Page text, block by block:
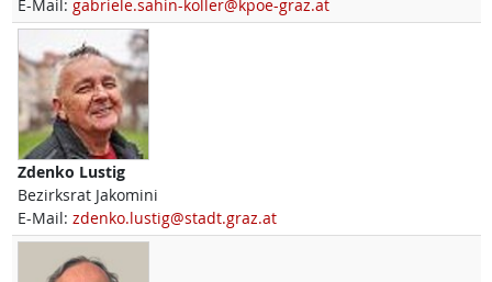
E-Mail: gabriele.sahin-koller@kpoe-graz.at
Zdenko Lustig
Bezirksrat Jakomini
E-Mail: zdenko.lustig@stadt.graz.at